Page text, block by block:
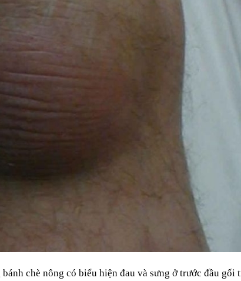
chè nông có biểu hiện đau và sưng ở trước đầu gối